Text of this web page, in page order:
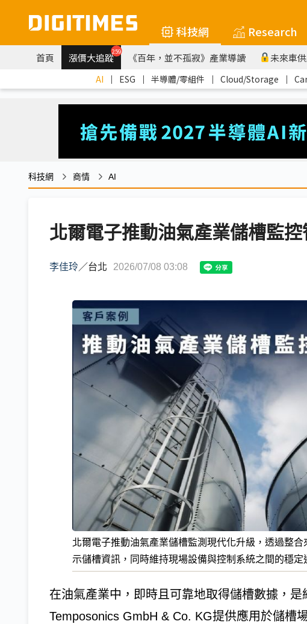
科技網 Research
首頁 漲價大追蹤259 《百年，並不孤寂》產業導讀 未來車
AI ｜ ESG ｜ 半導體/零組件 ｜ Cloud/Storage ｜
科技網 商情 AI
北爾電子推動油氣產業儲槽監
李佳玲／台北 2026/07/08 03:08
北爾電子推動油氣產業儲槽監測現代化升級，透過整
示儲槽資訊，同時維持現場設備與控制系統之間的穩定
在油氣產業中，即時且可靠地取得儲槽數據，是
Temposonics GmbH & Co. KG提供應用於儲槽